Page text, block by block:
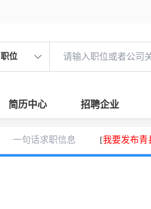
职位
简历中心 招聘企业
一句话求职信息 [我要发布青